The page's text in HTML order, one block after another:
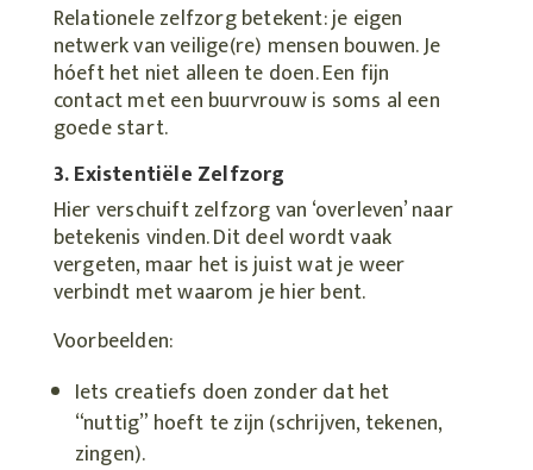
Relationele zelfzorg betekent: je eigen
netwerk van veilige(re) mensen bouwen. Je
hóeft het niet alleen te doen. Een fijn
contact met een buurvrouw is soms al een
goede start.
3. Existentiële Zelfzorg
Hier verschuift zelfzorg van ‘overleven’ naar
betekenis vinden. Dit deel wordt vaak
vergeten, maar het is juist wat je weer
verbindt met waarom je hier bent.
Voorbeelden:
Iets creatiefs doen zonder dat het
“nuttig” hoeft te zijn (schrijven, tekenen,
zingen).